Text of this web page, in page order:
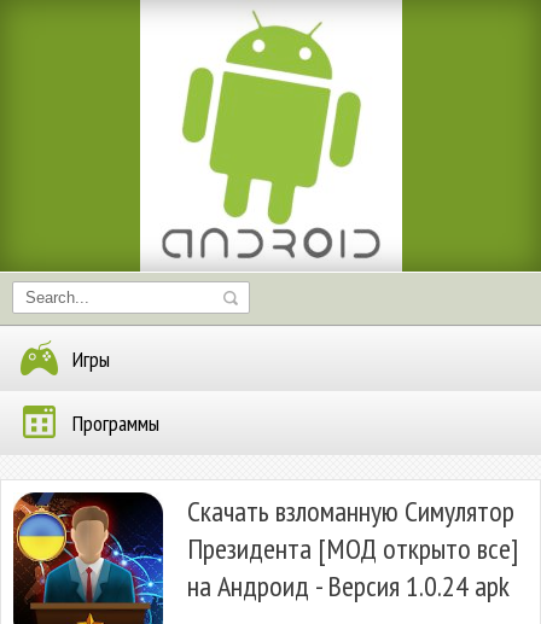
Игры
Программы
Скачать взломанную Симулятор
Президента [МОД открыто все]
на Андроид - Версия 1.0.24 apk